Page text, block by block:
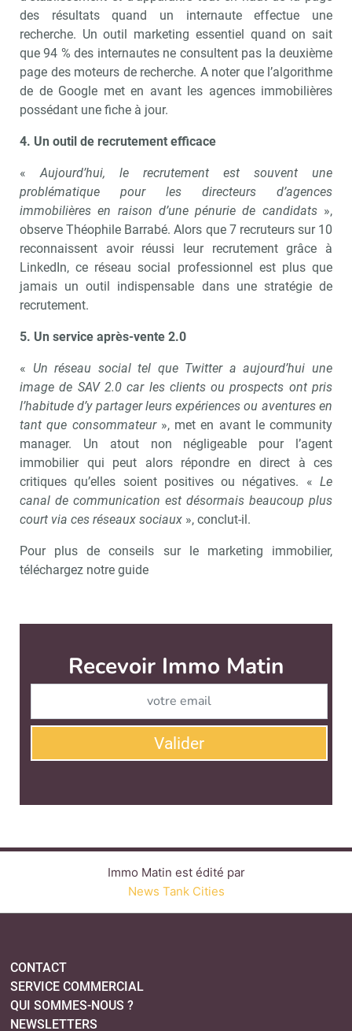
des résultats quand un internaute effectue une
recherche. Un outil marketing essentiel quand on sait
que 94 % des internautes ne consultent pas la deuxième
page des moteurs de recherche. A noter que l’algorithme
de de Google met en avant les agences immobilières
possédant une fiche à jour.
4. Un outil de recrutement efficace
«Aujourd’hui, le recrutement est souvent une
problématique pour les directeurs d’agences
immobilières en raison d’une pénurie de candidats»,
observe Théophile Barrabé. Alors que 7 recruteurs sur 10
reconnaissent avoir réussi leur recrutement grâce à
LinkedIn, ce réseau social professionnel est plus que
jamais un outil indispensable dans une stratégie de
recrutement.
5. Un service après-vente 2.0
« Un réseau social tel que Twitter a aujourd’hui une
image de SAV 2.0 car les clients ou prospects ont pris
l’habitude d’y partager leurs expériences ou aventures en
tant que consommateur», met en avant le community
manager. Un atout non négligeable pour l’agent
immobilier qui peut alors répondre en direct à ces
critiques qu’elles soient positives ou négatives. « Le
canal de communication est désormais beaucoup plus
court via ces réseaux sociaux », conclut-il.
Pour plus de conseils sur le marketing immobilier,
téléchargez notre guide
Recevoir Immo Matin
Valider
Immo Matin est édité par
News Tank Cities
CONTACT
SERVICE COMMERCIAL
QUI SOMMES-NOUS ?
NEWSLETTERS